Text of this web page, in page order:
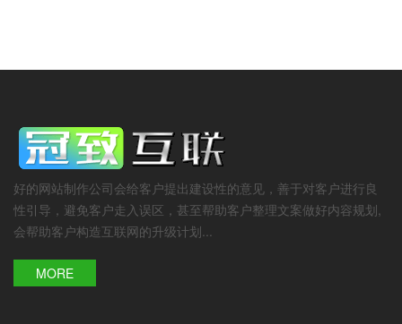
好的网站制作公司会给客户提出建设性的意见，善于对客户进行良
性引导，避免客户走入误区，甚至帮助客户整理文案做好内容规划,
会帮助客户构造互联网的升级计划...
MORE